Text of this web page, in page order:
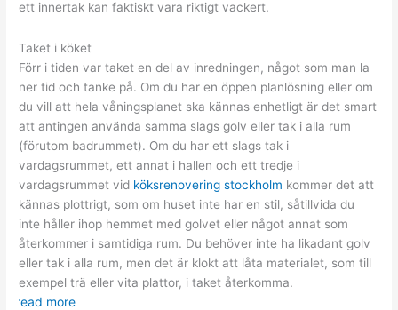
ett innertak kan faktiskt vara riktigt vackert.
Taket i köket
Förr i tiden var taket en del av inredningen, något som man la
ner tid och tanke på. Om du har en öppen planlösning eller om
du vill att hela våningsplanet ska kännas enhetligt är det smart
att antingen använda samma slags golv eller tak i alla rum
(förutom badrummet). Om du har ett slags tak i
vardagsrummet, ett annat i hallen och ett tredje i
vardagsrummet vid köksrenovering stockholm kommer det att
kännas plottrigt, som om huset inte har en stil, såtillvida du
inte håller ihop hemmet med golvet eller något annat som
återkommer i samtidiga rum. Du behöver inte ha likadant golv
eller tak i alla rum, men det är klokt att låta materialet, som till
exempel trä eller vita plattor, i taket återkomma.
read more